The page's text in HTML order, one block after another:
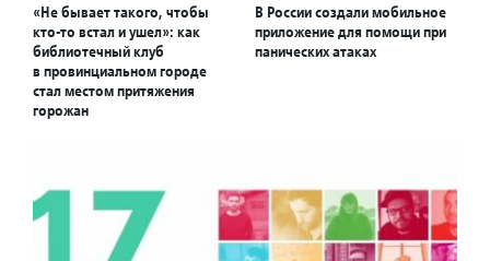
«Не бывает такого, чтобы
кто-то встал и ушел»: как
библиотечный клуб
в провинциальном городе
стал местом притяжения
горожан
В России создали мобильное
приложение для помощи при
панических атаках